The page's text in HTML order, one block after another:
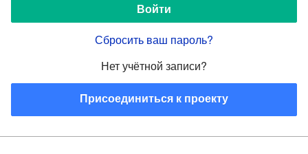
Сбросить ваш пароль?
Нет учётной записи?
Присоединиться к проекту